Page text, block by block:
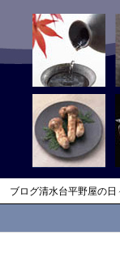
ブログ清水台平野屋の日